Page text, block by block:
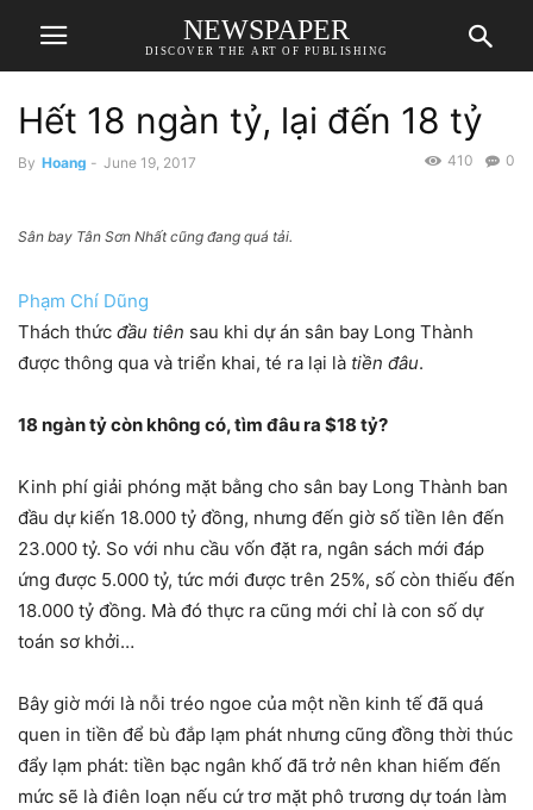
NEWSPAPER
DISCOVER THE ART OF PUBLISHING
Hết 18 ngàn tỷ, lại đến 18 tỷ
By Hoang - June 19, 2017 0
410
Sân bay Tân Sơn Nhất cũng đang quá tải.
Phạm Chí Dũng
Thách thức đầu tiên sau khi dự án sân bay Long Thành
được thông qua và triển khai, té ra lại là tiền đâu.
18 ngàn tỷ còn không có, tìm đâu ra $18 tỷ?
Kinh phí giải phóng mặt bằng cho sân bay Long Thành ban
đầu dự kiến 18.000 tỷ đồng, nhưng đến giờ số tiền lên đến
23.000 tỷ. So với nhu cầu vốn đặt ra, ngân sách mới đáp
ứng được 5.000 tỷ, tức mới được trên 25%, số còn thiếu đến
18.000 tỷ đồng. Mà đó thực ra cũng mới chỉ là con số dự
toán sơ khởi…
Bây giờ mới là nỗi tréo ngoe của một nền kinh tế đã quá
quen in tiền để bù đắp lạm phát nhưng cũng đồng thời thúc
đẩy lạm phát: tiền bạc ngân khố đã trở nên khan hiếm đến
mức sẽ là điên loạn nếu cứ trơ mặt phô trương dự toán làm